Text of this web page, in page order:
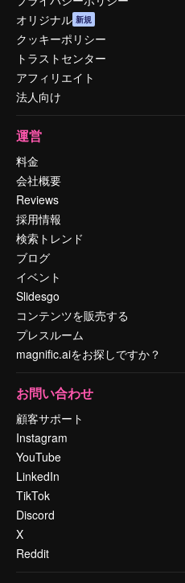
オリジナル 新規
クッキーポリシー
トラストセンター
アフィリエイト
法人向け
運営
料金
会社概要
Reviews
採用情報
検索トレンド
ブログ
イベント
Slidesgo
コンテンツを販売する
プレスルーム
magnific.aiをお探しですか？
お問い合わせ
顧客サポート
Instagram
YouTube
LinkedIn
TikTok
Discord
X
Reddit